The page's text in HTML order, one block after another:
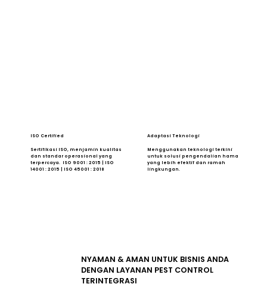
NYAMAN & AMAN UNTUK BISNIS ANDA
DENGAN LAYANAN PEST CONTROL
TERINTEGRASI
Adaptasi Teknologi
Menggunakan teknologi terkini
untuk solusi pengendalian hama
yang lebih efektif dan ramah
lingkungan.
ISO Certified
Sertifikasi ISO, menjamin kualitas
dan standar operasional yang
terpercaya. ISO 9001 : 2015 | ISO
14001 : 2015 | ISO 45001 : 2018